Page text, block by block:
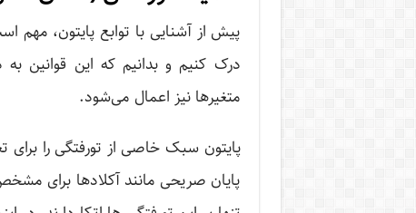
پیش از آشنایی با توابع پایتون، مهم
درک کنیم و بدانیم که این قوانین
متغیرها نیز اعمال می‌شود.
پایتون سبک خاصی از تورفتگی را برای
پایان صریحی مانند آکلادها برای